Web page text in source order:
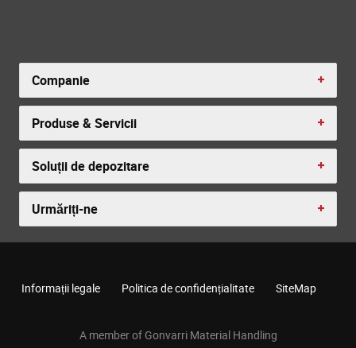
Companie
Produse & Servicii
Soluții de depozitare
Urmăriți-ne
Informații legale Politica de confidențialitate SiteMap
A member of Gonvarri Material Handling